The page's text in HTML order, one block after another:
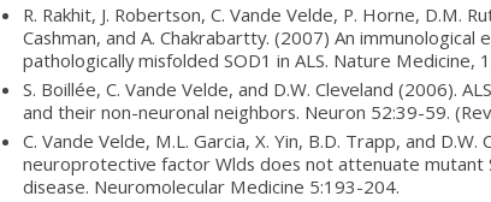
R. Rakhit, J. Robertson, C. Vande Velde, P. Horne, D.M.
Cashman, and A. Chakrabartty. (2007) An
pathologically misfolded SOD1 in ALS. Nature Medicine,
S. Boillée, C. Vande Velde, and D.W. Cleveland (2006).
and their non-neuronal neighbors. Neuron 52:39-59.
C. Vande Velde, M.L. Garcia, X. Yin, B.D. Trapp, and D.W.
neuroprotective factor Wlds does not attenuate
disease. Neuromolecular Medicine 5:193-204.